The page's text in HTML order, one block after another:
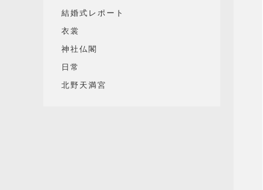
結婚式レポート
衣裳
神社仏閣
日常
北野天満宮